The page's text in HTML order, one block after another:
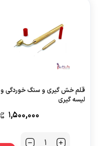
قلم خش گیری و سنگ خوردگی و
لیسه گیری
1,500,000